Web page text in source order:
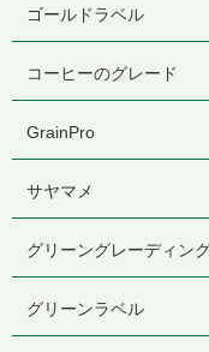
ゴールドラベル
コーヒーのグレード
GrainPro
サヤマメ
グリーングレーディン
グリーンラベル